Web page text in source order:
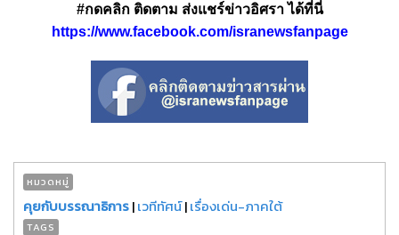
#กดคลิก ติดตาม ส่งแชร์ข่าวอิศรา ได้ที่นี่
https://www.facebook.com/isranewsfanpage
หมวดหมู่
คุยกับบรรณาธิการ|เวทีทัศน์|เรื่องเด่น-ภาคใต้
TAGS